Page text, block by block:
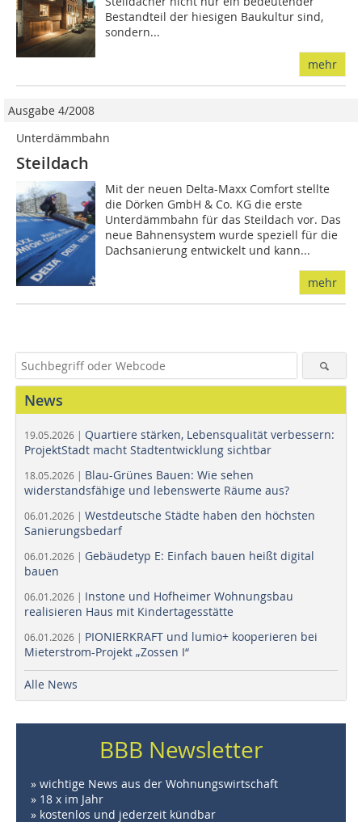
Bestandteil der hiesigen Baukultur sind,
sondern...
mehr
Ausgabe 4/2008
Unterdämmbahn
Steildach
Mit der neuen Delta-Maxx Comfort stellte
die Dörken GmbH & Co. KG die erste
Unterdämmbahn für das Steildach vor. Das
neue Bahnensystem wurde speziell für die
Dach­sanierung entwickelt und kann...
mehr
News
19.05.2026 | Quartiere stärken, Lebensqualität verbessern:
ProjektStadt macht Stadtentwicklung sichtbar
18.05.2026 | Blau-Grünes Bauen: Wie sehen
widerstandsfähige und lebenswerte Räume aus?
06.01.2026 | Westdeutsche Städte haben den höchsten
Sanierungsbedarf
06.01.2026 | Gebäudetyp E: Einfach bauen heißt digital
bauen
06.01.2026 | Instone und Hofheimer Wohnungsbau
realisieren Haus mit Kindertagesstätte
06.01.2026 | PIONIERKRAFT und lumio+ kooperieren bei
Mieterstrom-Projekt „Zossen I“
Alle News
BBB Newsletter
» wichtige News aus der Wohnungswirtschaft
» 18 x im Jahr
» kostenlos und jederzeit kündbar